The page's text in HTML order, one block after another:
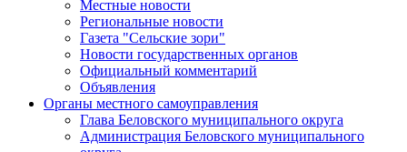
Местные новости
Региональные новости
Газета "Сельские зори"
Новости государственных органов
Официальный комментарий
Объявления
Органы местного самоуправления
Глава Беловского муниципального округа
Администрация Беловского муниципального